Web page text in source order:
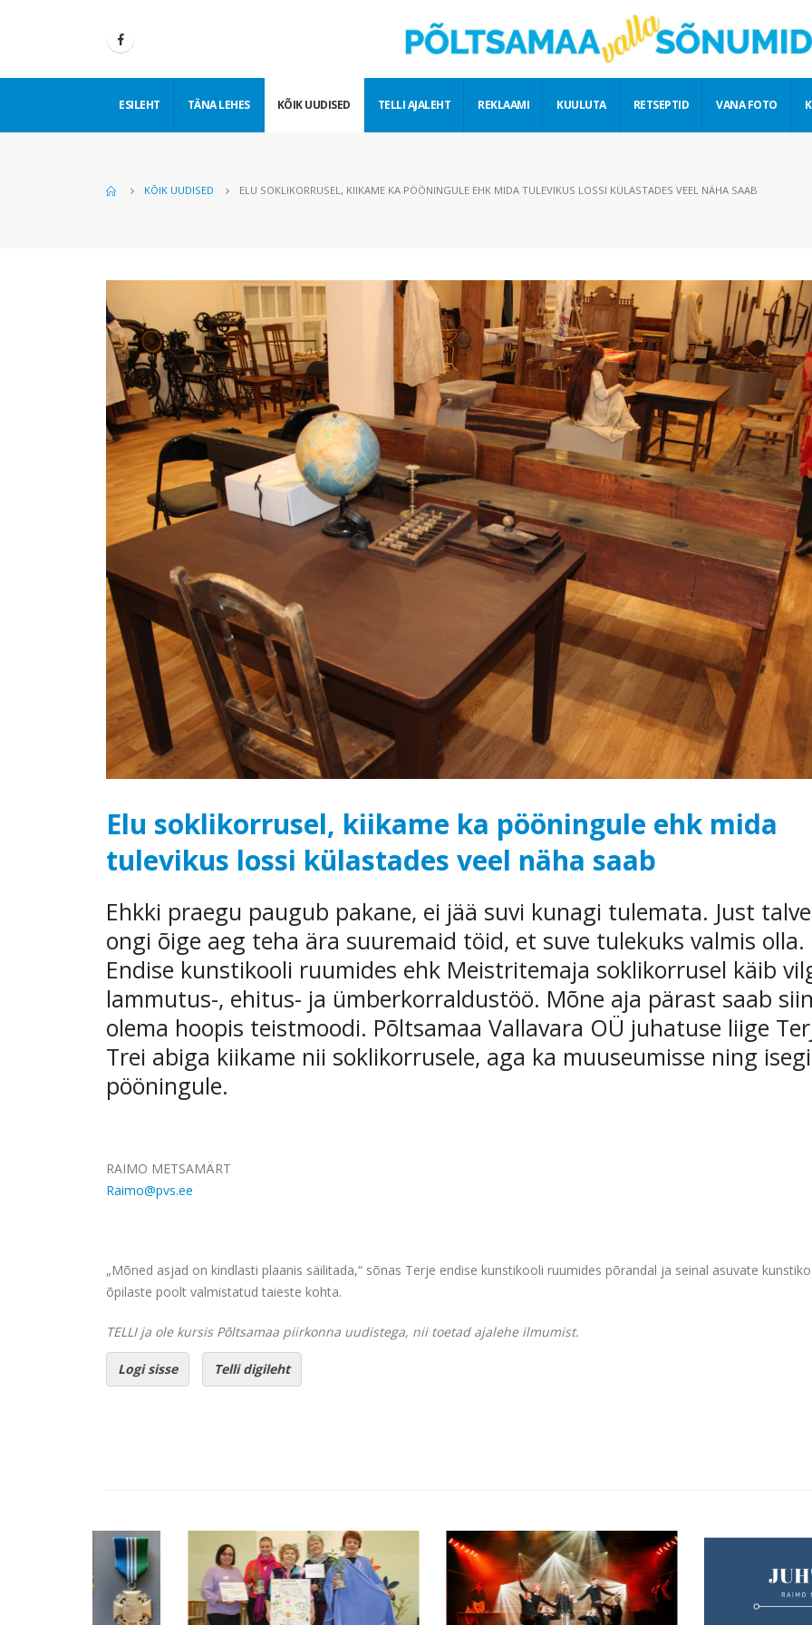
ESILEHT TÄNA LEHES KÕIK UUDISED TELLI AJALEHT REKLAAMI KUULUTA RETSEPTID VANA FOTO
KÕIK UUDISED ELU SOKLIKORRUSEL, KIIKAME KA PÖÖNINGULE EHK MIDA TULEVIKUS LOSSI KÜLASTADES VEEL NÄHA SAAB
Elu soklikorrusel, kiikame ka pööningule ehk mida
tulevikus lossi külastades veel näha saab
Ehkki praegu paugub pakane, ei jää suvi kunagi tulemata. Just
ongi õige aeg teha ära suuremaid töid, et suve tulekuks valmis olla.
Endise kunstikooli ruumides ehk Meistritemaja soklikorrusel käib
lammutus-, ehitus- ja ümberkorraldustöö. Mõne aja pärast saab
olema hoopis teistmoodi. Põltsamaa Vallavara OÜ juhatuse liige
Trei abiga kiikame nii soklikorrusele, aga ka muuseumisse ning isegi
pööningule.
RAIMO METSAMÄRT
Raimo@pvs.ee
„Mõned asjad on kindlasti plaanis säilitada,“ sõnas Terje endise kunstikooli ruumides põrandal ja seinal asuvate
õpilaste poolt valmistatud taieste kohta.
TELLI ja ole kursis Põltsamaa piirkonna uudistega, nii toetad ajalehe ilmumist.
Logi sisse Telli digileht